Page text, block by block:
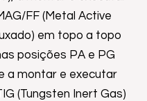
FF (Metal Active
em topo a topo
posições PA e PG
a montar e executar
(Tungsten Inert Gas)